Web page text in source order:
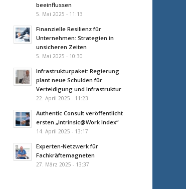
beeinflussen
5. Mai 2025 - 11:13
Finanzielle Resilienz für
Unternehmen: Strategien in
unsicheren Zeiten
5. Mai 2025 - 10:30
Infrastrukturpaket: Regierung
plant neue Schulden für
Verteidigung und Infrastruktur
22. April 2025 - 11:23
Authentic Consult veröffentlicht
ersten „Intrinsic@Work Index“
14. April 2025 - 13:17
Experten-Netzwerk für
Fachkräftemagneten
27. März 2025 - 13:37